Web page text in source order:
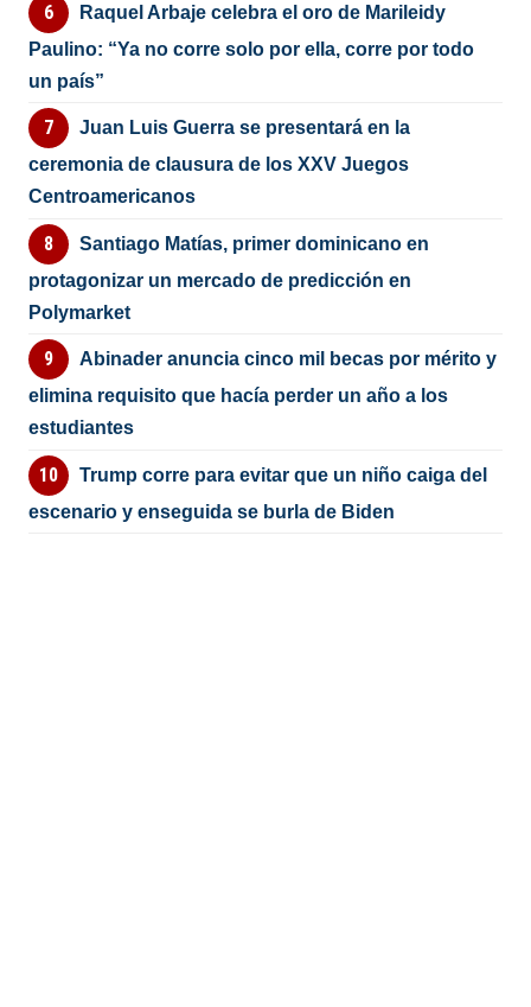
Raquel Arbaje celebra el oro de Marileidy
Paulino: “Ya no corre solo por ella, corre por todo
un país”
Juan Luis Guerra se presentará en la
ceremonia de clausura de los XXV Juegos
Centroamericanos
Santiago Matías, primer dominicano en
protagonizar un mercado de predicción en
Polymarket
Abinader anuncia cinco mil becas por mérito y
elimina requisito que hacía perder un año a los
estudiantes
Trump corre para evitar que un niño caiga del
escenario y enseguida se burla de Biden